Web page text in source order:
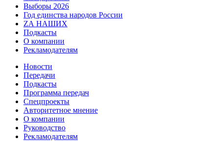
Выборы 2026
Год единства народов России
ZА НАШИХ
Подкасты
О компании
Рекламодателям
Новости
Передачи
Подкасты
Программа передач
Спецпроекты
Авторитетное мнение
О компании
Руководство
Рекламодателям